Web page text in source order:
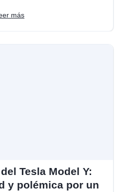
más
Tesla Model Y:
y polémica por un